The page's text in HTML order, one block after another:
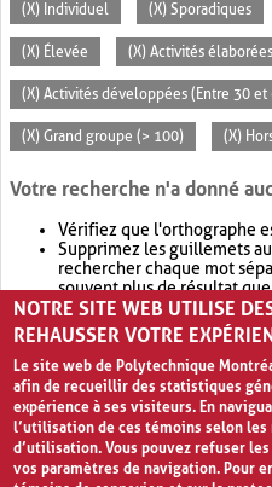
(X) Individuel (X) Sporadiques
(X) Élevée (X) Activités
(X) Activités développées (Entre 30 et
(X) Grand groupe (> 100) (X)
Votre recherche n'a donné
Vérifiez que l'orthographe
Supprimez les guillemets
rechercher chaque mot
souvent plus de résultat
Envisagez d'élargir votre
retournera souvent plus de
NOTRE SITE WEB UTILISE
REHAUSSER VOTRE
Le site web de Polytechnique
afin de recueillir des statistiques
expérience à ses visiteurs. En
l’utilisation de ces témoins selon
d’utilisation. Vous pouvez refuser
vos paramètres de navigation. Pour